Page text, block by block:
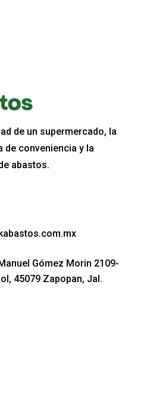
de un supermercado, la
de conveniencia y la
abastos.
Gómez Morin 2109-
45079 Zapopan, Jal.